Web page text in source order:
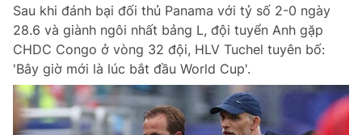
Sau khi đánh bại đối thủ Panama với tỷ số 2-0 ngày
28.6 và giành ngôi nhất bảng L, đội tuyển Anh gặp
CHDC Congo ở vòng 32 đội, HLV Tuchel tuyên bố:
'Bây giờ mới là lúc bắt đầu World Cup'.